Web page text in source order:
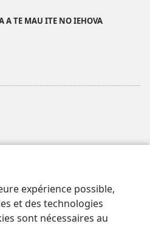
expérience possible,
et des technologies
sont nécessaires au
TE MAU ITE NO IEHOVA